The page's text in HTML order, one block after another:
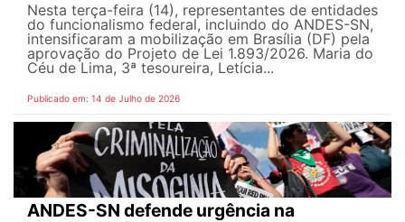
Nesta terça-feira (14), representantes de entidades
do funcionalismo federal, incluindo do ANDES-SN,
intensificaram a mobilização em Brasília (DF) pela
aprovação do Projeto de Lei 1.893/2026. Maria do
Céu de Lima, 3ª tesoureira, Letícia...
Publicado em: 14 de Julho de 2026
ANDES-SN defende urgência na